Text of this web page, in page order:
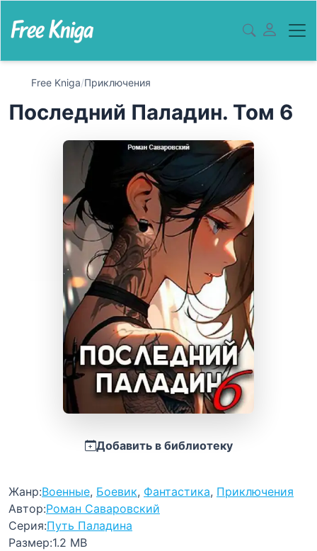
Free Kniga/Приключения
Последний Паладин. Том 6
Добавить в библиотеку
Жанр:Военные, Боевик, Фантастика, Приключения
Автор:Роман Саваровский
Серия:Путь Паладина
Размер:1.2 MB